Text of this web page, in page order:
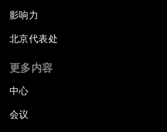
影响力
北京代表处
更多内容
中心
会议